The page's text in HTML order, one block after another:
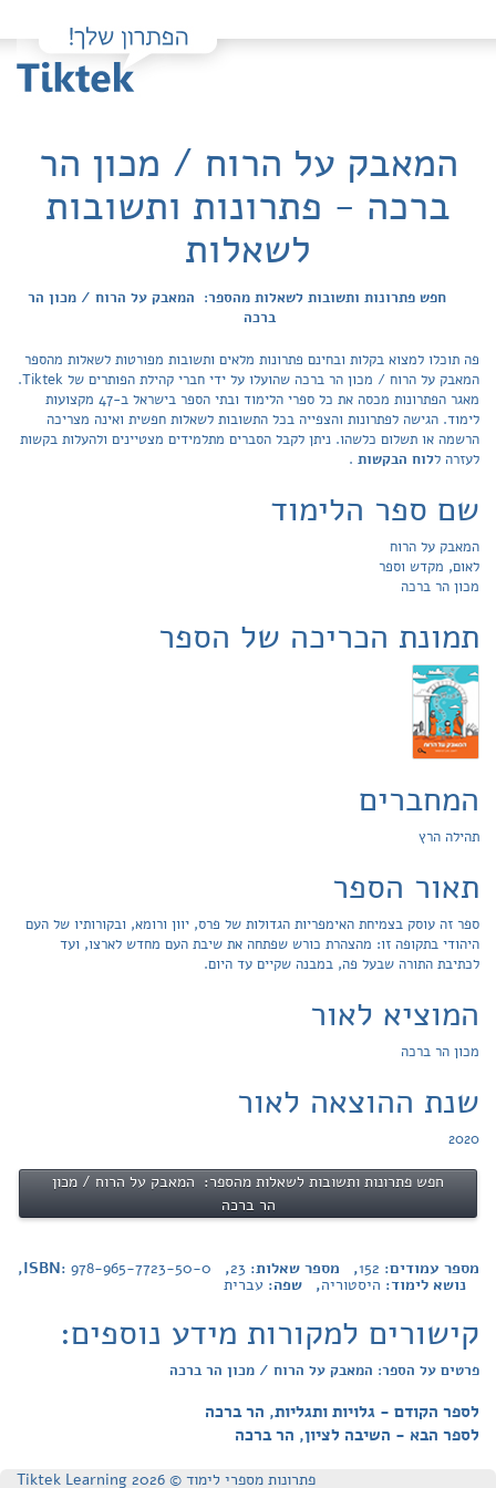
המאבק על הרוח / מכון הר
ברכה - פתרונות ותשובות
לשאלות
חפש פתרונות ותשובות לשאלות מהספר: המאבק על הרוח / מכון הר
ברכה
פה תוכלו למצוא בקלות ובחינם פתרונות מלאים ותשובות מפורטות לשאלות מהספר
המאבק על הרוח / מכון הר ברכה שהועלו על ידי חברי קהילת הפותרים של Tiktek.
מאגר הפתרונות מכסה את כל ספרי הלימוד ובתי הספר בישראל ב-47 מקצועות
לימוד. הגישה לפתרונות והצפייה בכל התשובות לשאלות חפשית ואינה מצריכה
הרשמה או תשלום כלשהו. ניתן לקבל הסברים מתלמידים מצטיינים ולהעלות בקשות
לעזרה ללוח הבקשות .
שם ספר הלימוד
המאבק על הרוח
לאום, מקדש וספר
מכון הר ברכה
תמונת הכריכה של הספר
המחברים
תהילה הרץ
תאור הספר
ספר זה עוסק בצמיחת האימפריות הגדולות של פרס, יוון ורומא, ובקורותיו של העם
היהודי בתקופה זו: מהצהרת כורש שפתחה את שיבת העם מחדש לארצו, ועד
לכתיבת התורה שבעל פה, במבנה שקיים עד היום.
המוציא לאור
מכון הר ברכה
שנת ההוצאה לאור
2020
חפש פתרונות ותשובות לשאלות מהספר: המאבק על הרוח / מכון
הר ברכה
מספר עמודים: 152, מספר שאלות: 23
, ISBN:
978-965-7723-50-0
,
נושא לימוד: היסטוריה, שפה: עברית
קישורים למקורות מידע נוספים:
פרטים על הספר: המאבק על הרוח / מכון הר ברכה
לספר הקודם - גלויות ותגליות, הר ברכה
לספר הבא - השיבה לציון, הר ברכה
פתרונות מספרי לימוד © Tiktek Learning 2026